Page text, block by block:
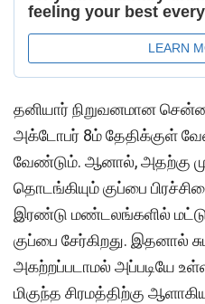
தனியார் நிறுவனமான
அக்டோபர் 8ம் தேதிக்குள்
வேண்டும். ஆனால், அதற்கு
தொடங்கியும் குப்பை
இரண்டு மண்டலங்களில்
குப்பை சேர்கிறது. இதனால்
அகற்றப்படாமல் அப்படியே
மிகுந்த சிரமத்திற்கு